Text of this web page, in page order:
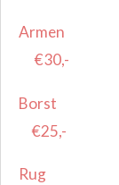
€30,-
€25,-